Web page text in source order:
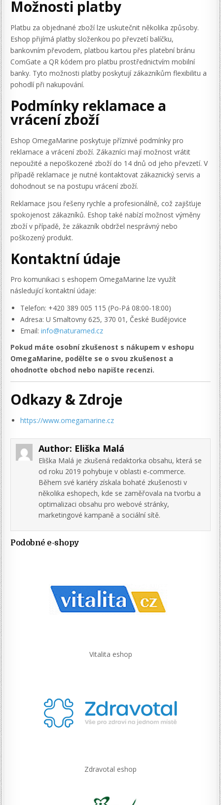
Možnosti platby
Platbu za objednané zboží lze uskutečnit několika způsoby.
Eshop přijímá platby složenkou po převzetí balíčku,
bankovním převodem, platbou kartou přes platební bránu
ComGate a QR kódem pro platbu prostřednictvím mobilní
banky. Tyto možnosti platby poskytují zákazníkům flexibilitu a
pohodlí při nakupování.
Podmínky reklamace a
vrácení zboží
Eshop OmegaMarine poskytuje příznivé podmínky pro
reklamace a vrácení zboží. Zákazníci mají možnost vrátit
nepoužité a nepoškozené zboží do 14 dnů od jeho převzetí. V
případě reklamace je nutné kontaktovat zákaznický servis a
dohodnout se na postupu vrácení zboží.
Reklamace jsou řešeny rychle a profesionálně, což zajišťuje
spokojenost zákazníků. Eshop také nabízí možnost výměny
zboží v případě, že zákazník obdržel nesprávný nebo
poškozený produkt.
Kontaktní údaje
Pro komunikaci s eshopem OmegaMarine lze využít
následující kontaktní údaje:
Telefon: +420 389 005 115 (Po-Pá 08:00-18:00)
Adresa: U Smaltovny 625, 370 01, České Budějovice
Email:info@naturamed.cz
Pokud máte osobní zkušenost s nákupem v eshopu
OmegaMarine, podělte se o svou zkušenost a
ohodnoťte obchod nebo napište recenzi.
Odkazy & Zdroje
https://www.omegamarine.cz
Author: Eliška Malá
Eliška Malá je zkušená redaktorka obsahu, která se
od roku 2019 pohybuje v oblasti e-commerce.
Během své kariéry získala bohaté zkušenosti v
několika eshopech, kde se zaměřovala na tvorbu a
optimalizaci obsahu pro webové stránky,
marketingové kampaně a sociální sítě.
Podobné e-shopy
Vitalita eshop
Zdravotal eshop